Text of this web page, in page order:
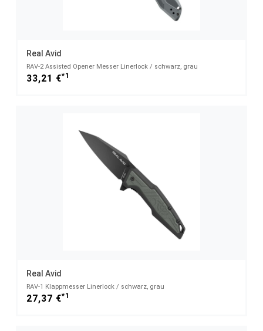
Real Avid
RAV-2 Assisted Opener Messer Linerlock / schwarz, grau
33,21 €*1
Real Avid
RAV-1 Klappmesser Linerlock / schwarz, grau
27,37 €*1